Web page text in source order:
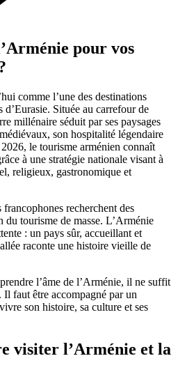
pour vos
comme l’une des destinations
Située au carrefour de
millénaire séduit par ses paysages
son hospitalité légendaire
le tourisme arménien connaît
à une stratégie nationale visant à
religieux, gastronomique et
recherchent des
du tourisme de masse. L’Arménie
: un pays sûr, accueillant et
raconte une histoire vieille de
l’âme de l’Arménie, il ne suffit
Il faut être accompagné par un
son histoire, sa culture et ses
visiter l’Arménie et la